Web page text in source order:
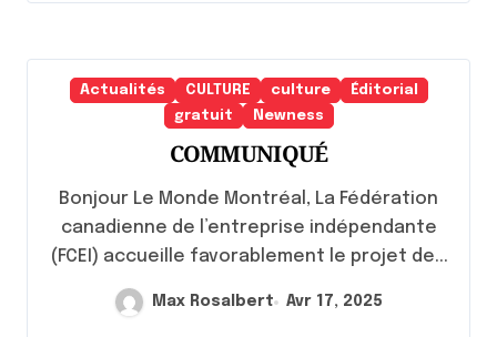
Actualités CULTURE culture
Éditorial
gratuit
Newness
COMMUNIQUÉ
Bonjour Le Monde Montréal, La Fédération
canadienne de l’entreprise indépendante
(FCEI) accueille favorablement le projet de...
Max Rosalbert Avr 17, 2025